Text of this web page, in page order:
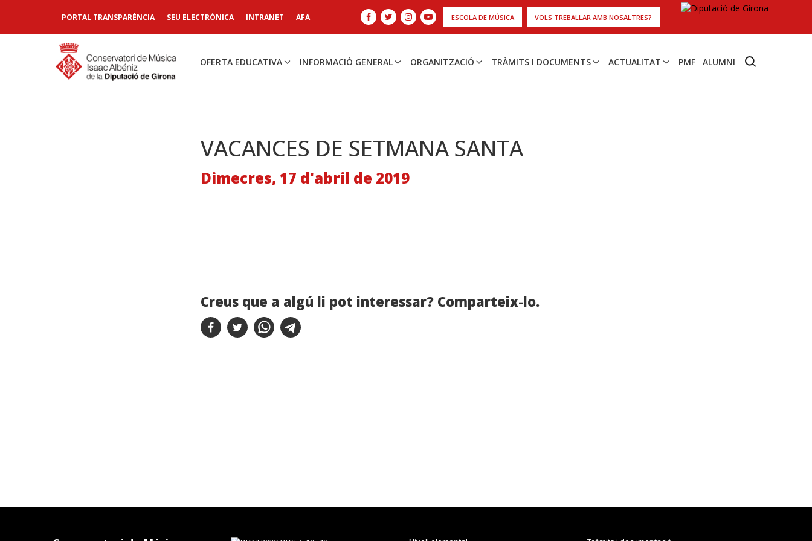
PORTAL TRANSPARÈNCIA SEU ELECTRÒNICA INTRANET AFA ESCOLA DE MÚSICA VOLS TREBALLAR AMB NOSALTRES?
OFERTA EDUCATIVA INFORMACIÓ GENERAL ORGANITZACIÓ TRÀMITS I DOCUMENTS ACTUALITAT PMF ALUMNI
VACANCES DE SETMANA SANTA
Dimecres, 17 d'abril de 2019
Creus que a algú li pot interessar? Comparteix-lo.